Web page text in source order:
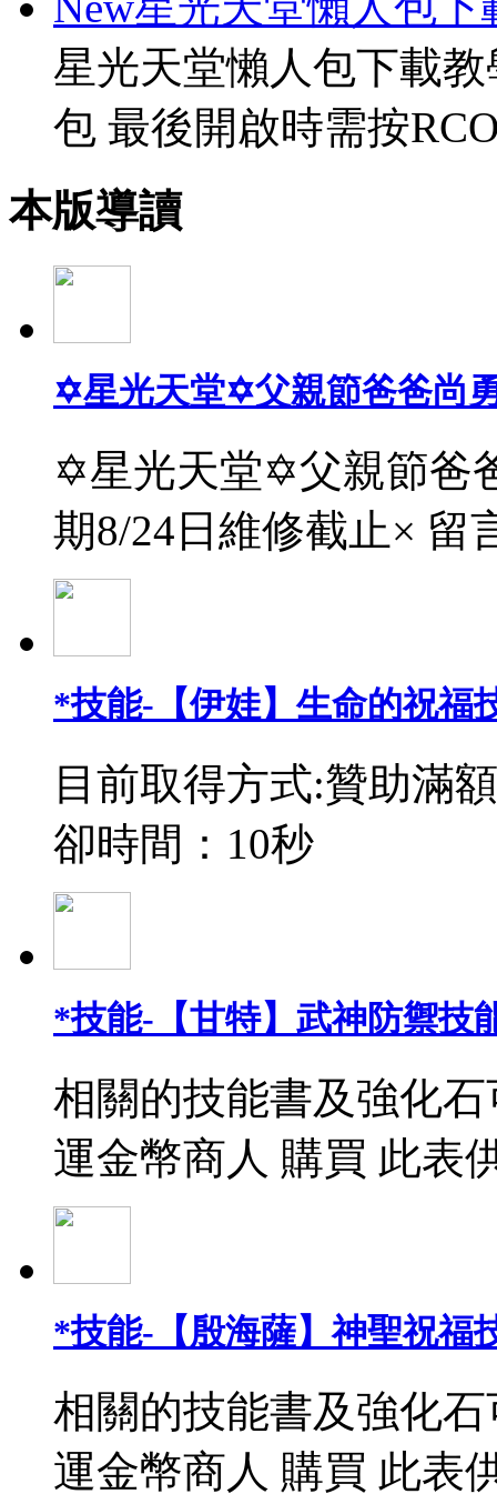
星光天堂懶人包下載
包 最後開啟時需按
本版導讀
✡星光天堂✡父親節爸爸尚
✡星光天堂✡父親節爸
期8/24日維修截止× 留
*技能-【伊娃】生命的祝福
目前取得方式:贊助滿
卻時間：10秒
*技能-【甘特】武神防禦技
相關的技能書及強化
運金幣商人 購買 此表
*技能-【殷海薩】神聖祝福
相關的技能書及強化
運金幣商人 購買 此表